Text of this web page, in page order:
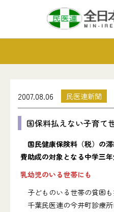
2007.08.06 民医連新聞
国保料払えない子育
国民健康保険料（税）の
費助成の対象となる中学三
乳幼児のいる世帯にも
子どものいる世帯の貧困も
千葉民医連の今井町診療